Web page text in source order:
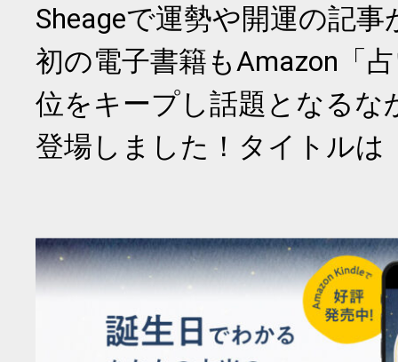
Sheageで運勢や開運の記
初の電子書籍もAmazon「
位をキープし話題となるな
登場しました！タイトルは